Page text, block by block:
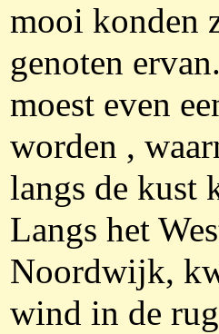
mooi konden
genoten
moest even
worden ,
langs de kust
Langs het
Noordwijk,
wind in de